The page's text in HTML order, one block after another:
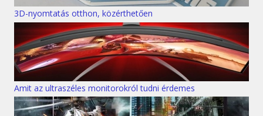
3D-nyomtatás otthon, közérthetően
Amit az ultraszéles monitorokról tudni érdemes